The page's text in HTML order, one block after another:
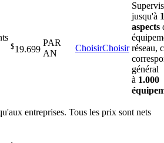
$19.699
PAR
AN
ChoisirChoisir
jusqu'à
aspects
réseau,
général
à 1.000
entreprises. Tous les prix sont nets